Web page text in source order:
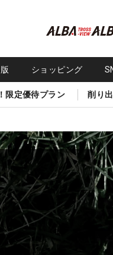
ショッピング
限定優待プラン 削り